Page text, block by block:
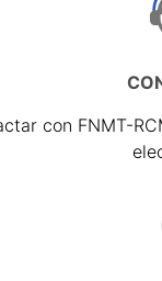
con FNMT-